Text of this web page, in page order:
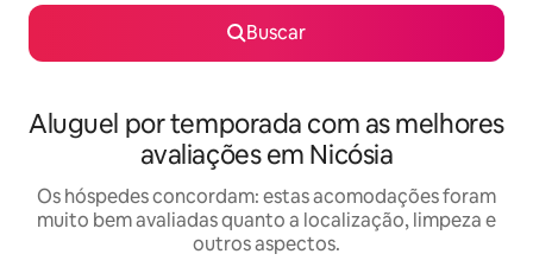
Buscar
Aluguel por temporada com as melhores
avaliações em Nicósia
Os hóspedes concordam: estas acomodações foram
muito bem avaliadas quanto a localização, limpeza e
outros aspectos.